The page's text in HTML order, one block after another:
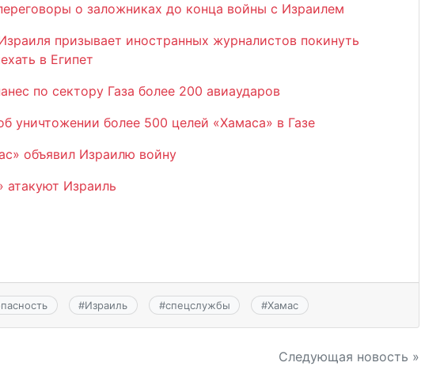
о заложниках до конца войны с Израилем
призывает иностранных журналистов покинуть
в Египет
по сектору Газа более 200 авиаударов
уничтожении более 500 целей «Хамаса» в Газе
объявил Израилю войну
атакуют Израиль
#Израиль #спецслужбы #Хамас
Следующая новость »